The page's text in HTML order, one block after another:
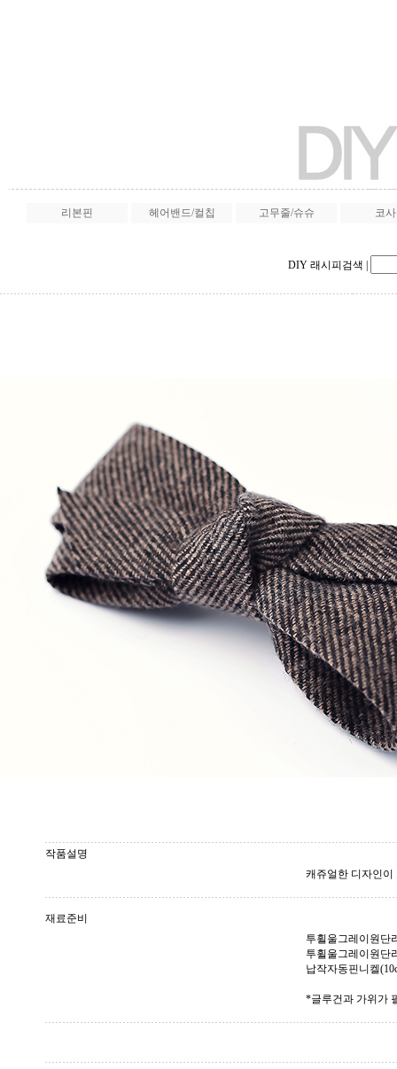
리본핀 헤어밴드/컬칩 고무줄/슈슈 코
DIY 래시피검색
작품설명
캐쥬얼한 디자인이
재료준비
투휠울그레이원단
투휠울그레이원단
납작자동핀니켈
*글루건과 가위가